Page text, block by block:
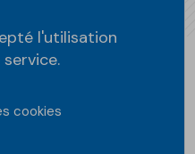
l'utilisation
cookies